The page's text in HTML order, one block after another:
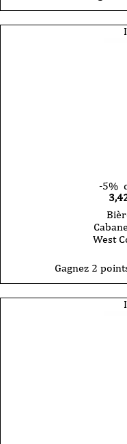
Brasserie
-5%
West
Gagnez 2